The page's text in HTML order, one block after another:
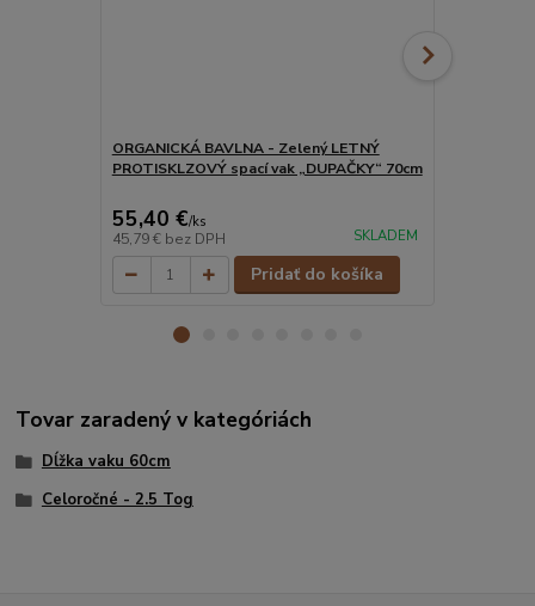
ORGANICKÁ BAVLNA - Zelený LETNÝ
PROTISKLZOVÝ spací vak „DUPAČKY“ 70cm
55,40 €/ks
45,79 € bez DPH SKLADEM
Pridať do košíka
Tovar zaradený v kategóriách
Dĺžka vaku 60cm
Celoročné - 2.5 Tog